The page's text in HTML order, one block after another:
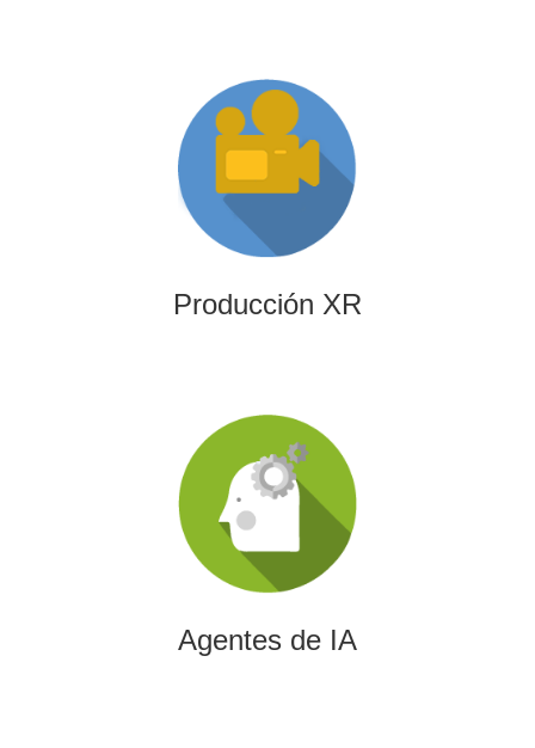
Producción XR
Producción XR
Somos una productora independiente con un equipo
altamente experimentado también en la creación de
producciones inmersivas y de XR.
Agentes de IA
Agentes de IA
Diseñamos agentes de inteligencia artificial capaces de
automatizar procesos, optimizar decisiones y transformar
la eficiencia empresarial.